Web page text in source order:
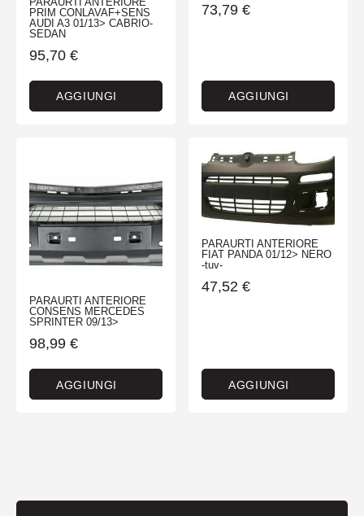
PRIM CONLAVAF+SENS
AUDI A3 01/13> CABRIO-
SEDAN
95,70 €
AGGIUNGI
73,79 €
AGGIUNGI
PARAURTI ANTERIORE
CONSENS MERCEDES
SPRINTER 09/13>
98,99 €
AGGIUNGI
PARAURTI ANTERIORE
FIAT PANDA 01/12> NERO
-tuv-
47,52 €
AGGIUNGI